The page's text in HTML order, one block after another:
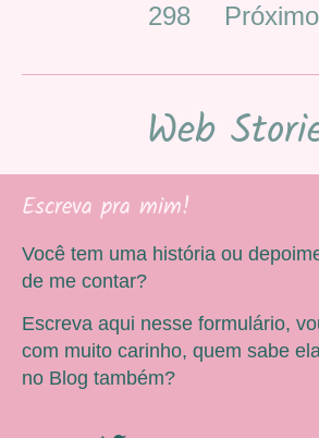
298
Web
Escreva pra mim!
Você tem uma história ou
de me contar?
Escreva aqui nesse formulário,
com muito carinho, quem sabe
no Blog também?